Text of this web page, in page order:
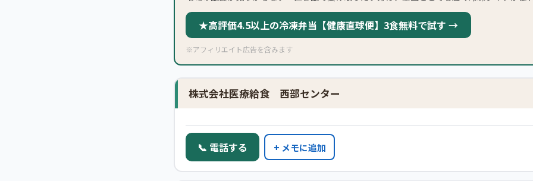
★高評価4.5以上の冷凍弁当【健康直球便】3食無料で試す →
※アフィリエイト広告を含みます
株式会社医療給食 西部センター
📞 電話する + メモに追加